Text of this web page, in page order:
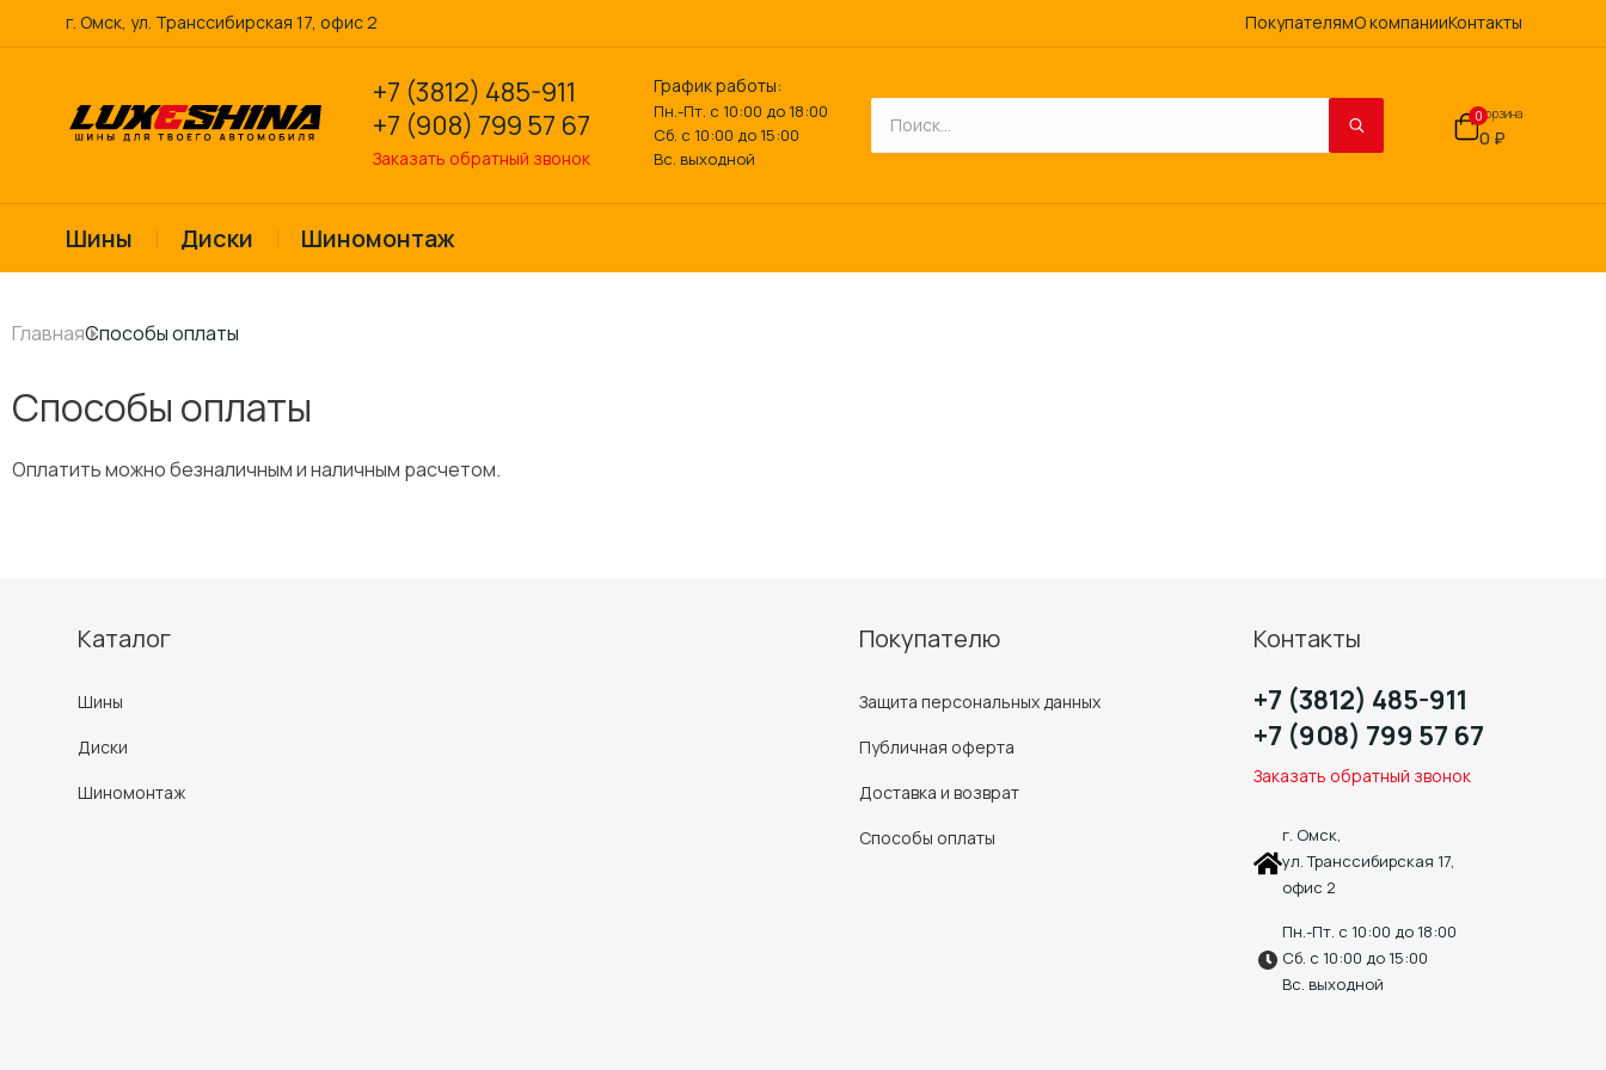
г. Омск, ул. Транссибирская 17, офис 2 ПокупателямО компанииКонтакты
+7 (3812) 485-911
+7 (908) 799 57 67
Заказать обратный звонок
График работы:
Пн.-Пт. с 10:00 до 18:00
Сб. с 10:00 до 15:00
Вс. выходной
0Корзина
0 ₽
Шины Диски Шиномонтаж
ГлавнаяСпособы оплаты
Способы оплаты
Оплатить можно безналичным и наличным расчетом.
Каталог
Шины
Диски
Шиномонтаж
Покупателю
Защита персональных данных
Публичная оферта
Доставка и возврат
Способы оплаты
Контакты
+7 (3812) 485-911
+7 (908) 799 57 67
Заказать обратный звонок
г. Омск,
ул. Транссибирская 17,
офис 2
Пн.-Пт. с 10:00 до 18:00
Сб. с 10:00 до 15:00
Вс. выходной